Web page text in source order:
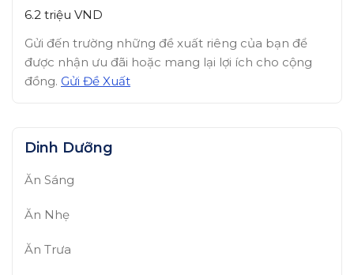
6.2 triệu VND
Gửi đến trường những đề xuất riêng của bạn để
được nhận ưu đãi hoặc mang lại lợi ích cho cộng
đồng. Gửi Đề Xuất
Dinh Dưỡng
Ăn Sáng
Ăn Nhẹ
Ăn Trưa